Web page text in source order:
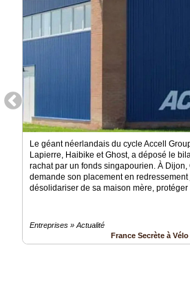
Pour
Pourquoi
concept
Nos
Objectifs
Actualités
Articles
Rubriques
Le géant néerlandais du cycle Accell
Lapierre, Haibike et Ghost, a déposé le
rachat par un fonds singapourien. À Dijon,
demande son placement en
désolidariser de sa maison mère, protéger
Entreprises » Actualité
France Secrète à Vélo